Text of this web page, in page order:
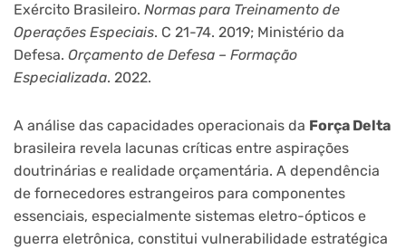
Exército Brasileiro. Normas para Treinamento de
Operações Especiais. C 21-74. 2019; Ministério da
Defesa. Orçamento de Defesa – Formação
Especializada. 2022.
A análise das capacidades operacionais da Força Delta
brasileira revela lacunas críticas entre aspirações
doutrinárias e realidade orçamentária. A dependência
de fornecedores estrangeiros para componentes
essenciais, especialmente sistemas eletro-ópticos e
guerra eletrônica, constitui vulnerabilidade estratégica